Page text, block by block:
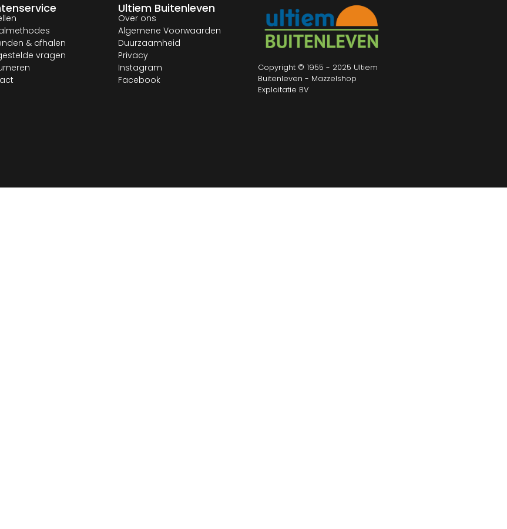
& afhalen
vragen
Ultiem Buitenleven
Over ons
Algemene Voorwaarden
Duurzaamheid
Privacy
Instagram
Facebook
Copyright © 1955 - 2025 Ultiem
Buitenleven - Mazzelshop
Exploitatie BV